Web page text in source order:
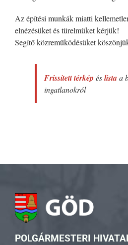
Az építési munkák miatti
elnézésüket és türelmüket kérjük!
Segítő közreműködésüket
Frissített térkép éslistaa
ingatlanokról
POLGÁRMESTERI